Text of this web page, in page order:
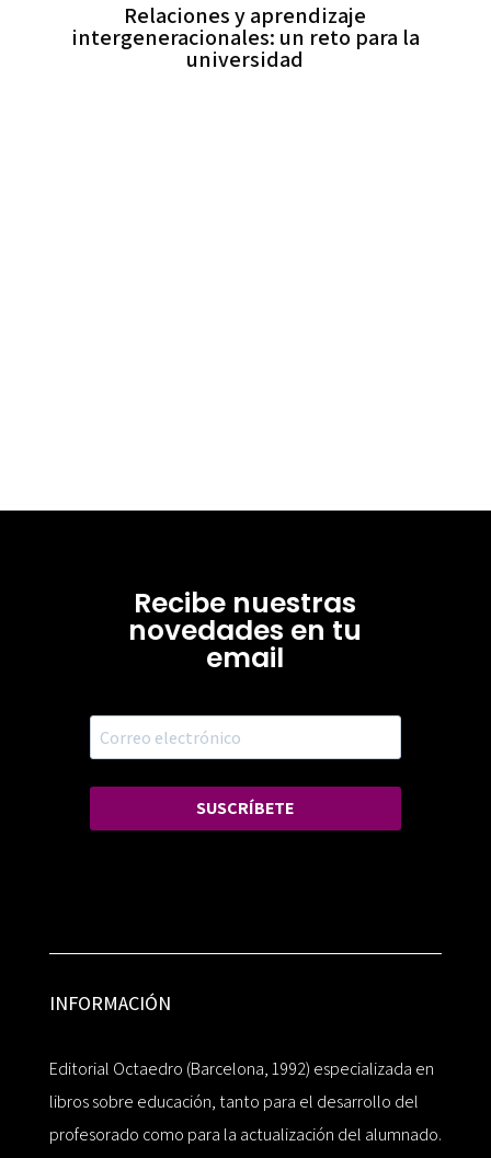
Relaciones y aprendizaje
intergeneracionales: un reto para la
universidad
Recibe nuestras
novedades en tu
email
SUSCRÍBETE
INFORMACIÓN
Editorial Octaedro (Barcelona, 1992) especializada en
libros sobre educación, tanto para el desarrollo del
profesorado como para la actualización del alumnado.